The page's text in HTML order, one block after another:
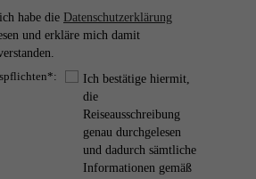
habe die Datenschutzerklärung
und erkläre mich damit
Ich bestätige hiermit,
die
Reiseausschreibung
genau durchgelesen
und dadurch sämtliche
Informationen gemäß